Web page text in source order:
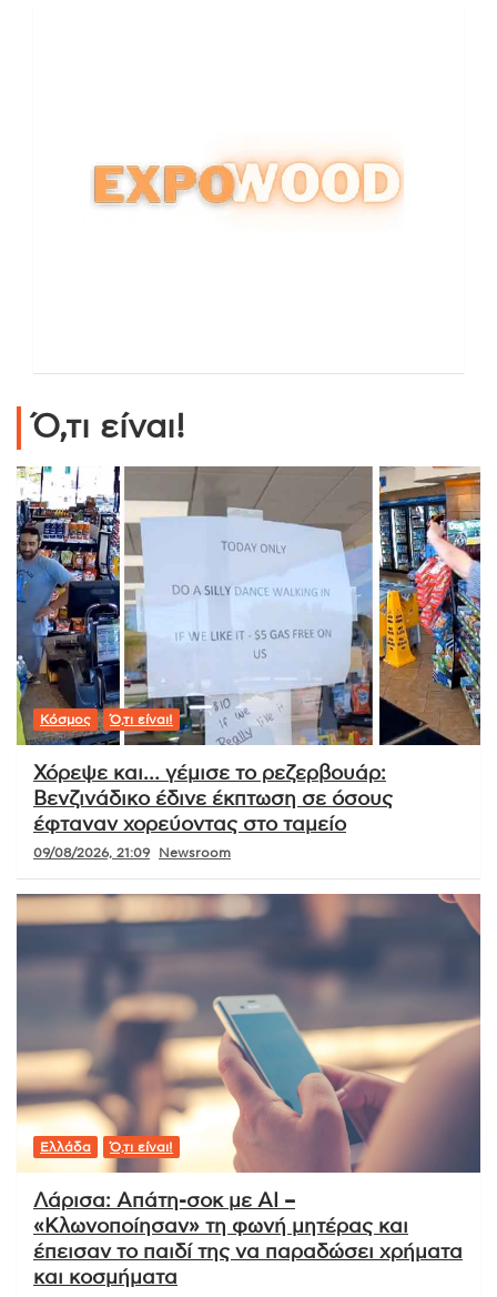
Ό,τι είναι!
Κόσμος Ό,τι είναι!
Χόρεψε και… γέμισε το ρεζερβουάρ:
Βενζινάδικο έδινε έκπτωση σε όσους
έφταναν χορεύοντας στο ταμείο
09/08/2026, 21:09 Newsroom
Ελλάδα Ό,τι είναι!
Λάρισα: Απάτη-σοκ με AI –
«Κλωνοποίησαν» τη φωνή μητέρας και
έπεισαν το παιδί της να παραδώσει χρήματα
και κοσμήματα